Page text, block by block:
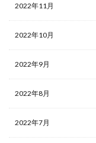
2022年11月
2022年10月
2022年9月
2022年8月
2022年7月